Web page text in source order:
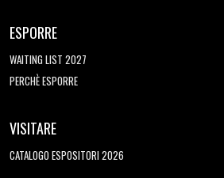
ESPORRE
WAITING LIST 2027
PERCHÈ ESPORRE
VISITARE
CATALOGO ESPOSITORI 2026